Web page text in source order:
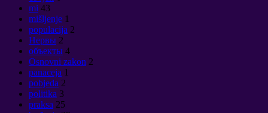
mi 43
mišljenje 1
populacija 2
Нервы 2
объекты 4
Osnovni zakon 2
panaceja 1
pobjeda 2
politika 3
praksa 25